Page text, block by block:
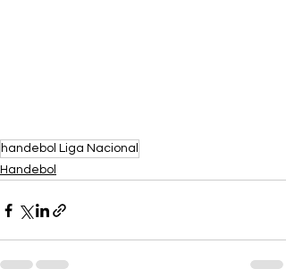
handebol Liga Nacional
Handebol